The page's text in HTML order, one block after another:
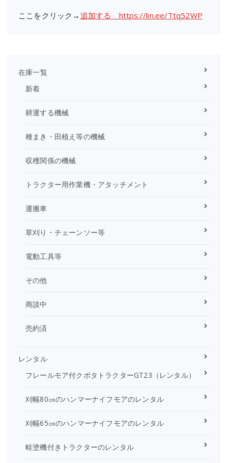
ここをクリック→ 追加する https://lin.ee/Ttq52WP
在庫一覧
新着
耕運する機械
種まき・田植え等の機械
収穫関係の機械
トラクター用作業機・アタッチメント
運搬車
草刈り・チェーンソー等
電動工具等
その他
商談中
売約済
レンタル
フレールモア付クボタトラクターGT23（レンタル）
刈幅80㎝のハンマーナイフモアのレンタル
刈幅65㎝のハンマーナイフモアのレンタル
畦塗機付きトラクターのレンタル